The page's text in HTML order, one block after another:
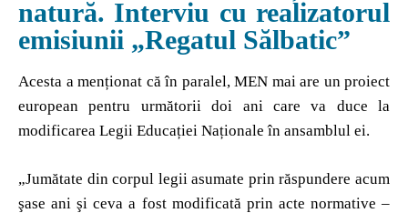
natură. Interviu cu realizatorul
emisiunii „Regatul Sălbatic”
Acesta a menționat că în paralel, MEN mai are un proiect
european pentru următorii doi ani care va duce la
modificarea Legii Educației Naționale în ansamblul ei.
„Jumătate din corpul legii asumate prin răspundere acum
şase ani şi ceva a fost modificată prin acte normative –